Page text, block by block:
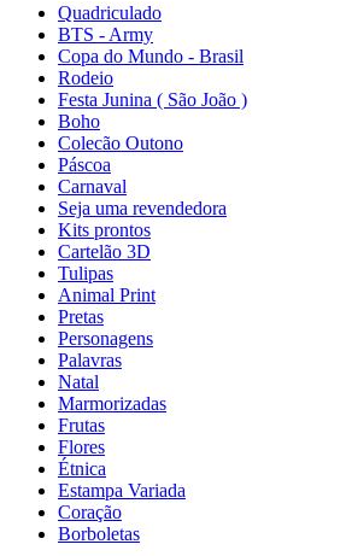
Quadriculado
BTS - Army
Copa do Mundo - Brasil
Rodeio
Festa Junina ( São João )
Boho
Colecão Outono
Páscoa
Carnaval
Seja uma revendedora
Kits prontos
Cartelão 3D
Tulipas
Animal Print
Pretas
Personagens
Palavras
Natal
Marmorizadas
Frutas
Flores
Étnica
Estampa Variada
Coração
Borboletas